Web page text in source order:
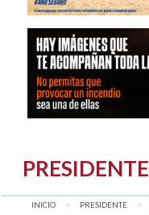
PRESIDENTE
INICIO PRESIDENTE